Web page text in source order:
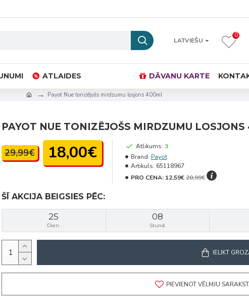
LATVIEŠU
0
ATLAIDES DĀVANU KARTE
Payot Nue tonizējošs mirdzumu losjons 400ml
PAYOT NUE TONIZĒJOŠS MIRDZUMU
ŠĪ AKCIJA BEIGSIES PĒC:
25
Dien.
08
Stund.
29,99€ 18,00€ Atlikums: 3
Brand: Payot
Artikuls: 65118967
PRO CENA: 12,59€20,99€
IELIKT
PIEVIENOT VĒLMJU